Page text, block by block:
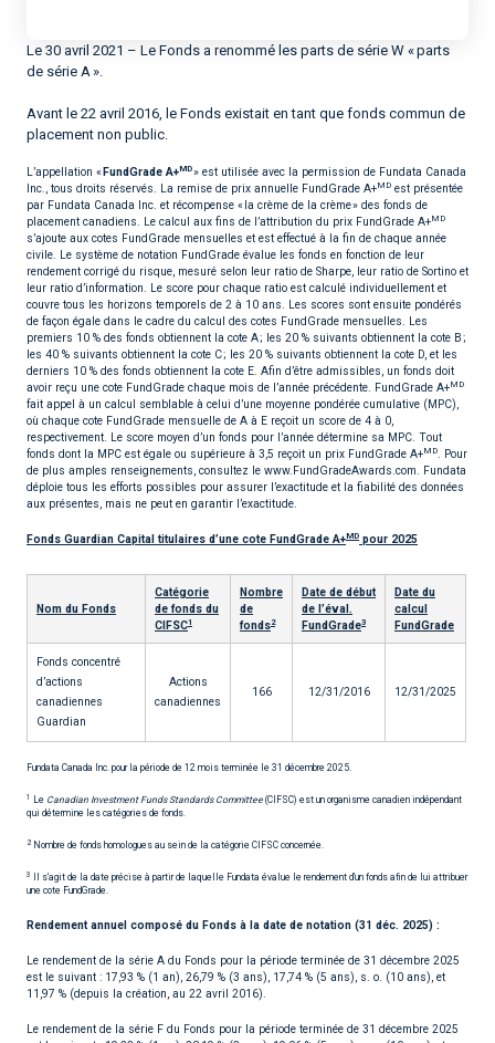
Le 30 avril 2021 – Le Fonds a renommé les parts de série W « parts
de série A ».
Avant le 22 avril 2016, le Fonds existait en tant que fonds commun de
placement non public.
L’appellation «FundGrade A+MD» est utilisée avec la permission de Fundata Canada
Inc., tous droits réservés. La remise de prix annuelle FundGrade A+MD est présentée
par Fundata Canada Inc. et récompense « la crème de la crème » des fonds de
placement canadiens. Le calcul aux fins de l’attribution du prix FundGrade A+MD
s’ajoute aux cotes FundGrade mensuelles et est effectué à la fin de chaque année
civile. Le système de notation FundGrade évalue les fonds en fonction de leur
rendement corrigé du risque, mesuré selon leur ratio de Sharpe, leur ratio de Sortino et
leur ratio d’information. Le score pour chaque ratio est calculé individuellement et
couvre tous les horizons temporels de 2 à 10 ans. Les scores sont ensuite pondérés
de façon égale dans le cadre du calcul des cotes FundGrade mensuelles. Les
premiers 10 % des fonds obtiennent la cote A ; les 20 % suivants obtiennent la cote B ;
les 40 % suivants obtiennent la cote C ; les 20 % suivants obtiennent la cote D, et les
derniers 10 % des fonds obtiennent la cote E. Afin d’être admissibles, un fonds doit
avoir reçu une cote FundGrade chaque mois de l’année précédente. FundGrade A+MD
fait appel à un calcul semblable à celui d’une moyenne pondérée cumulative (MPC),
où chaque cote FundGrade mensuelle de A à E reçoit un score de 4 à 0,
respectivement. Le score moyen d’un fonds pour l’année détermine sa MPC. Tout
fonds dont la MPC est égale ou supérieure à 3,5 reçoit un prix FundGrade A+MD. Pour
de plus amples renseignements, consultez le www.FundGradeAwards.com. Fundata
déploie tous les efforts possibles pour assurer l’exactitude et la fiabilité des données
aux présentes, mais ne peut en garantir l’exactitude.
Fonds Guardian Capital titulaires d’une cote FundGrade A+MD pour 2025
Nom du Fonds
Catégorie
de fonds du
CIFSC1
Nombre
de
fonds2
Date de début
de l’éval.
FundGrade3
Date du
calcul
FundGrade
Fonds concentré
d’actions
canadiennes
Guardian
Actions
canadiennes
166 12/31/2016 12/31/2025
Fundata Canada Inc. pour la période de 12 mois terminée le 31 décembre 2025.
1 Le Canadian Investment Funds Standards Committee (CIFSC) est un organisme canadien indépendant
qui détermine les catégories de fonds.
2Nombre de fonds homologues au sein de la catégorie CIFSC concernée.
3
Il s’agit de la date précise à partir de laquelle Fundata évalue le rendement d’un fonds afin de lui attribuer
une cote FundGrade.
Rendement annuel composé du Fonds à la date de notation (31 déc. 2025) :
Le rendement de la série A du Fonds pour la période terminée de 31 décembre 2025
est le suivant : 17,93 % (1 an), 26,79 % (3 ans), 17,74 % (5 ans), s. o. (10 ans), et
11,97 % (depuis la création, au 22 avril 2016).
Le rendement de la série F du Fonds pour la période terminée de 31 décembre 2025